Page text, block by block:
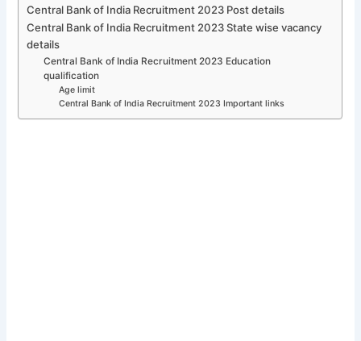
Central Bank of India Recruitment 2023 Post details
Central Bank of India Recruitment 2023 State wise vacancy
details
Central Bank of India Recruitment 2023 Education
qualification
Age limit
Central Bank of India Recruitment 2023 Important links